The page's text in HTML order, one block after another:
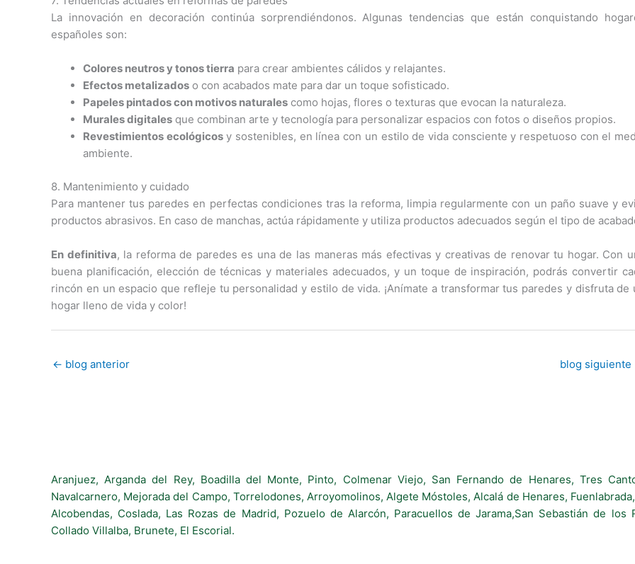
La innovación en decoración continúa sorprendiéndonos. Algunas tendencias que están conquistando
españoles son:
Colores neutros y tonos tierra para crear ambientes cálidos y relajantes.
Efectos metalizados o con acabados mate para dar un toque sofisticado.
Papeles pintados con motivos naturales como hojas, flores o texturas que evocan la naturaleza.
Murales digitales que combinan arte y tecnología para personalizar espacios con fotos o diseños propios.
Revestimientos ecológicosy sostenibles, en línea con un estilo de vida consciente y respetuoso con el
ambiente.
8. Mantenimiento y cuidado
Para mantener tus paredes en perfectas condiciones tras la reforma, limpia regularmente con un paño suave y
productos abrasivos. En caso de manchas, actúa rápidamente y utiliza productos adecuados según el tipo de
En definitiva, la reforma de paredes es una de las maneras más efectivas y creativas de renovar tu hogar. Con
buena planificación, elección de técnicas y materiales adecuados, y un toque de inspiración, podrás convertir
rincón en un espacio que refleje tu personalidad y estilo de vida. ¡Anímate a transformar tus paredes y disfruta de
hogar lleno de vida y color!
← blog anterior blog siguiente
Aranjuez, Arganda del Rey, Boadilla del Monte, Pinto, Colmenar Viejo, San Fernando de Henares, Tres
Navalcarnero, Mejorada del Campo, Torrelodones, Arroyomolinos, Algete Móstoles, Alcalá de Henares,
Alcobendas, Coslada, Las Rozas de Madrid, Pozuelo de Alarcón, Paracuellos de Jarama,San Sebastián de los
Collado Villalba, Brunete, El Escorial.